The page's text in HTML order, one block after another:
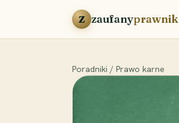
Przejdź do treści
Z zaufanyprawnik
Poradniki / Prawo karne